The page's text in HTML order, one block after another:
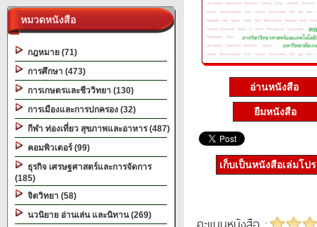
หมวดหนังสือ
กฎหมาย (71)
การศึกษา (473)
การเกษตรและชีววิทยา (130)
การเมืองและการปกครอง (32)
กีฬา ท่องเที่ยว สุขภาพและอาหาร (487)
คอมพิวเตอร์ (99)
ธุรกิจ เศรษฐศาสตร์และการจัดการ
(185)
จิตวิทยา (58)
นวนิยาย อ่านเล่น และนิทาน (269)
อ่านหนังสือ
ยืมหนังสือ
เก็บเป็นหนังสือเล่มโป